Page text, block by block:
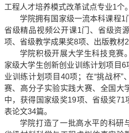
工程人才培养模式改革试点专业1个。
学院拥有国家级一流本科课程1
省级精品视频公开课1门、省级资
项、省级教学成果奖8项、出版教材2
学院积极开展大学生科技竞赛
家级大学生创新创业训练计划项目6
业训练计划项目40项；在“挑战杯”
赛、高分子实验实践大赛、全国大
中，获得国家级奖19项、省级奖71
表论文34篇。
学院打造了一批高水平的科研